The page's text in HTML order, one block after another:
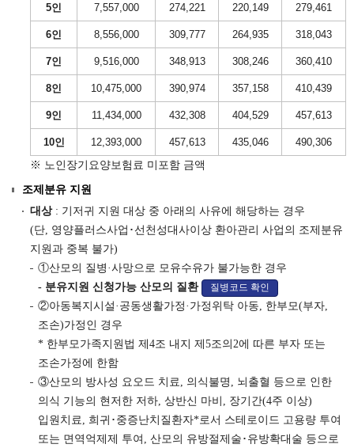
5인 7,557,000 274,221 220,149 279,461
6인 8,556,000 309,777 264,935 318,043
7인 9,516,000 348,913 308,246 360,410
8인 10,475,000 390,974 357,158 410,439
9인 11,434,000 432,308 404,529 457,613
10인 12,393,000 457,613 435,046
490,306
※ 노인장기요양보험료 미포함 금액
조제분유 지원
대상: 기저귀 지원 대상 중 아래의 사유에 해당하는 경우
(단, 영양플러스사업･선천성대사이상 환아관리 사업의 조제분유
지원과 중복 불가)
①산모의 질병·사망으로 모유수유가 불가능한 경우
- 분유지원 신청가능 산모의 질환
질병코드 확인
②아동복지시설·공동생활가정·가정위탁 아동, 한부모(부자,
조손)가정인 경우
* 한부모가족지원법 제4조 내지 제5조의2에 따른 부자 또는
조손가정에 한함
③산모의 방사성 요오드 치료, 의식불명, 뇌출혈 등으로 인한
의식 기능의 현저한 저하, 상반신 마비, 장기간(4주 이상)
입원치료, 희귀･중증난치질환자*로서 스테로이드 고용량 투여
또는 면역억제제 투여, 산모의 유방절제술･유방확대술 등으로